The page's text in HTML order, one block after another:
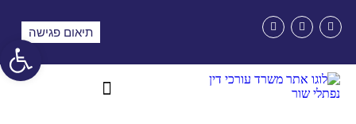
תיאום פגישה
פתח